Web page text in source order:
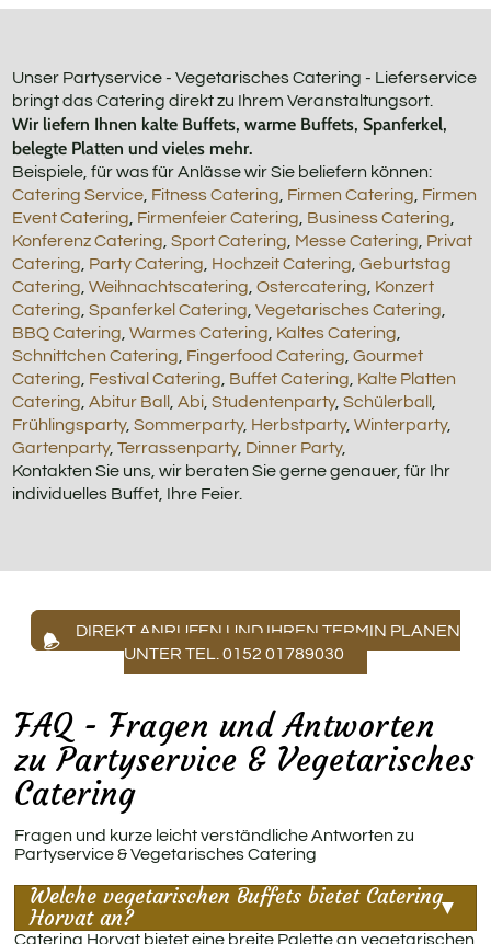
Unser Partyservice - Vegetarisches Catering - Lieferservice
bringt das Catering direkt zu Ihrem Veranstaltungsort.
Wir liefern Ihnen kalte Buffets, warme Buffets, Spanferkel,
belegte Platten und vieles mehr.
Beispiele, für was für Anlässe wir Sie beliefern können:
Catering Service Fitness Catering Firmen Catering Firmen
Event Catering Firmenfeier Catering Business Catering
Konferenz Catering ,Sport Catering Messe Catering Privat
Catering Party Catering Hochzeit Catering ,Geburtstag
Catering ,Weihnachtscatering ,Ostercatering Konzert
Catering ,Spanferkel Catering ,Vegetarisches Catering
BBQ Catering ,Warmes Catering Kaltes Catering
Schnittchen Catering Fingerfood Catering ,Gourmet
Catering Festival Catering Buffet Catering Kalte Platten
Catering ,Abitur Ball ,Abi ,Studentenparty,Schülerball
Frühlingsparty,Sommerparty, Herbstparty,Winterparty,
Gartenparty,Terrassenparty, Dinner Party,
Kontakten Sie uns, wir beraten Sie gerne genauer, für Ihr
individuelles Buffet, Ihre Feier.
DIREKT ANRUFEN UND IHREN TERMIN PLANEN
UNTER TEL. 0152 01789030
FAQ - Fragen und Antworten
zu Partyservice & Vegetarisches
Catering
Fragen und kurze leicht verständliche Antworten zu
Partyservice & Vegetarisches Catering
Welche vegetarischen Buffets bietet Catering
Horvat an?
Catering Horvat bietet eine breite Palette an vegetarischen